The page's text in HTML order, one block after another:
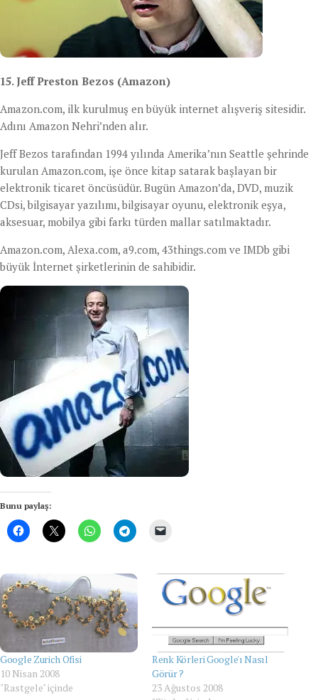
15. Jeff Preston Bezos (Amazon)
Amazon.com, ilk kurulmuş en büyük internet alışveriş sitesidir.
Adını Amazon Nehri’nden alır.
Jeff Bezos tarafından 1994 yılında Amerika’nın Seattle şehrinde
kurulan Amazon.com, işe önce kitap satarak başlayan bir
elektronik ticaret öncüsüdür. Bugün Amazon’da, DVD, muzik
CDsi, bilgisayar yazılımı, bilgisayar oyunu, elektronik eşya,
aksesuar, mobilya gibi farkı türden mallar satılmaktadır.
Amazon.com, Alexa.com, a9.com, 43things.com ve IMDb gibi
büyük İnternet şirketlerinin de sahibidir.
Bunu paylaş:
Google Zurich Ofisi
10 Nisan 2008
"Rastgele" içinde
Renk Körleri Google'ı Nasıl
Görür ?
23 Ağustos 2008